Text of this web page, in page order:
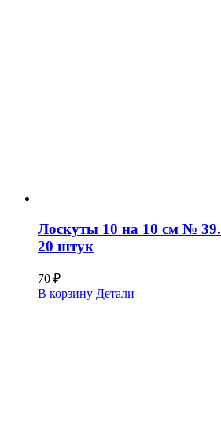
Лоскуты 10 на 10 см № 39.
20 штук
70 ₽
В корзину Детали